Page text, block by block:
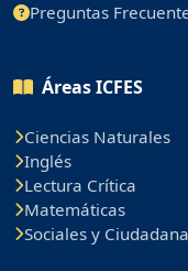
Preguntas
Áreas ICFES
Ciencias Naturales
Inglés
Lectura Crítica
Matemáticas
Sociales y